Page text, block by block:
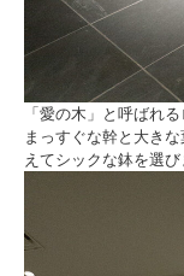
「愛の木」と呼ばれ
まっすぐな幹と大き
えてシックな鉢を選び